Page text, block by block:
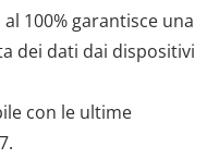
100% garantisce una
dei dati dai dispositivi
con le ultime